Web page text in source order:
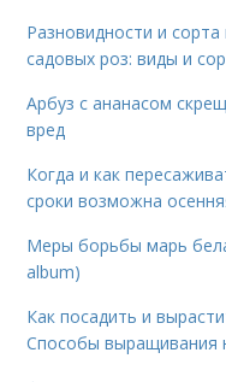
Разновидности и
садовых роз: виды и
Арбуз с ананасом
вред
Когда и как
сроки возможна
Меры борьбы марь
album)
Как посадить и
Способы выращивания